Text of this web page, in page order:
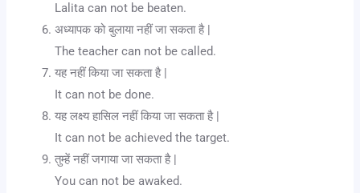
Lalita can not be beaten.
अध्यापक को बुलाया नहीं जा सकता है |
The teacher can not be called.
यह नहीं किया जा सकता है |
It can not be done.
यह लक्ष्य हासिल नहीं किया जा सकता है |
It can not be achieved the target.
तुम्हें नहीं जगाया जा सकता है |
You can not be awaked.